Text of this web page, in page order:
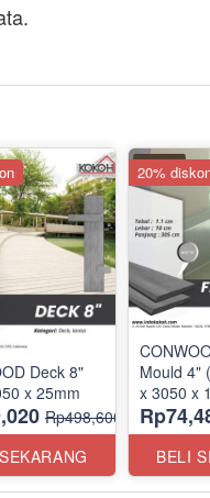
Deck 8"
x 25mm
Rp498,600
Mould 4"
x 3050 x
BELI
20%